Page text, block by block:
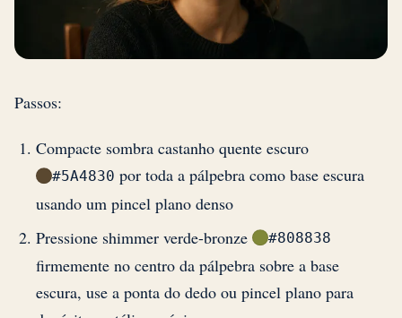
Passos:
Compacte sombra castanho quente escuro
#5A4830 por toda a pálpebra como base escura
usando um pincel plano denso
Pressione shimmer verde-bronze
#808838
firmemente no centro da pálpebra sobre a base
escura, use a ponta do dedo ou pincel plano para